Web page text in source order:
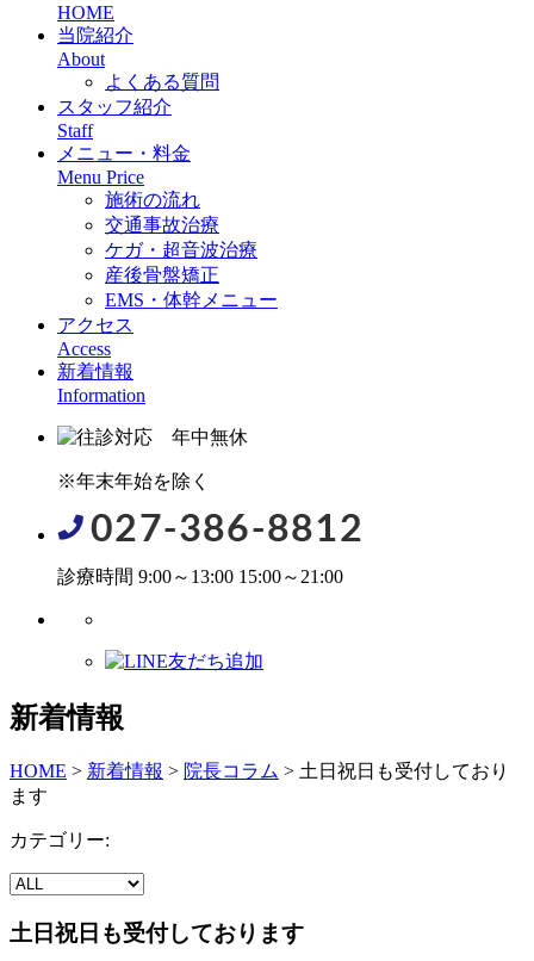
HOME
当院紹介
About
よくある質問
スタッフ紹介
Staff
メニュー・料金
Menu Price
施術の流れ
交通事故治療
ケガ・超音波治療
産後骨盤矯正
EMS・体幹メニュー
アクセス
Access
新着情報
Information
※年末年始を除く
診療時間 9:00～13:00 15:00～21:00
新着情報
HOME > 新着情報 > 院長コラム > 土日祝日も受付しており
ます
カテゴリー:
土日祝日も受付しております